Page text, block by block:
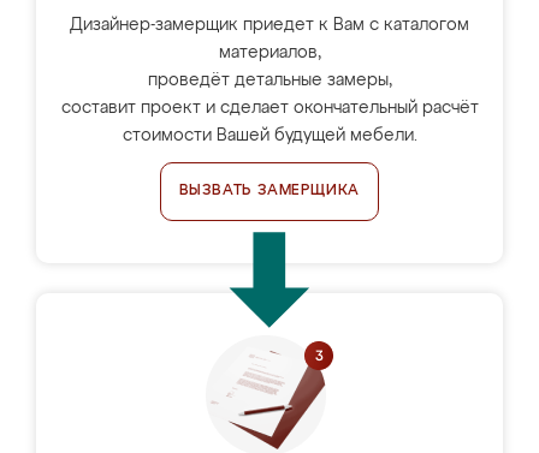
Дизайнер-замерщик приедет к Вам с каталогом
материалов,
проведёт детальные замеры,
составит проект и сделает окончательный расчёт
стоимости Вашей будущей мебели.
ВЫЗВАТЬ ЗАМЕРЩИКА